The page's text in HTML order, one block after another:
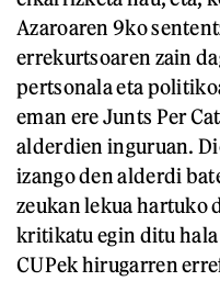
Azaroaren 9ko
errekurtsoaren zain
pertsonala eta
eman ere Junts Per
alderdien inguruan.
izango den alderdi
zeukan lekua hartuko
kritikatu egin ditu
CUPek hirugarren